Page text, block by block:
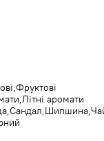
Фруктові
Літні аромати
Сандал Шипшина